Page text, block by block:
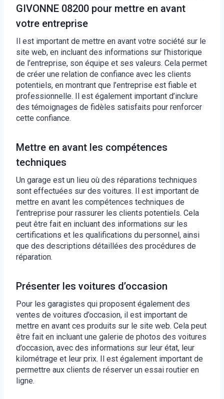
GIVONNE 08200 pour mettre en avant
votre entreprise
Il est important de mettre en avant votre société sur le
site web, en incluant des informations sur l’historique
de l’entreprise, son équipe et ses valeurs. Cela permet
de créer une relation de confiance avec les clients
potentiels, en montrant que l’entreprise est fiable et
professionnelle. Il est également important d’inclure
des témoignages de fidèles satisfaits pour renforcer
cette confiance.
Mettre en avant les compétences
techniques
Un garage est un lieu où des réparations techniques
sont effectuées sur des voitures. Il est important de
mettre en avant les compétences techniques de
l’entreprise pour rassurer les clients potentiels. Cela
peut être fait en incluant des informations sur les
certifications et les qualifications du personnel, ainsi
que des descriptions détaillées des procédures de
réparation.
Présenter les voitures d’occasion
Pour les garagistes qui proposent également des
ventes de voitures d’occasion, il est important de
mettre en avant ces produits sur le site web. Cela peut
être fait en incluant une galerie de photos des voitures
d’occasion, avec des informations sur leur état, leur
kilométrage et leur prix. Il est également important de
permettre aux clients de réserver un essai routier en
ligne.